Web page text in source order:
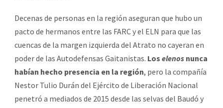
Decenas de personas en la región aseguran que hubo un
pacto de hermanos entre las FARC y el ELN para que las
cuencas de la margen izquierda del Atrato no cayeran en
poder de las Autodefensas Gaitanistas. Los elenos nunca
habían hecho presencia en la región, pero la compañía
Nestor Tulio Durán del Ejército de Liberación Nacional
penetró a mediados de 2015 desde las selvas del Baudó y